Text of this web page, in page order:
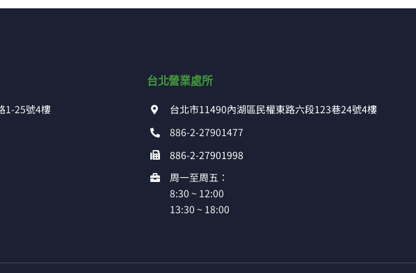
1-25號4樓
台北營業處所
台北市11490內湖區民權東路六段123巷24號4樓
886-2-27901477
886-2-27901998
周一至周五：
8:30 ~ 12:00
13:30 ~ 18:00